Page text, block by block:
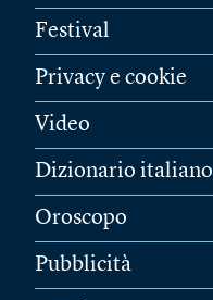
Festival
Privacy e cookie
Video
Dizionario italiano
Oroscopo
Pubblicità